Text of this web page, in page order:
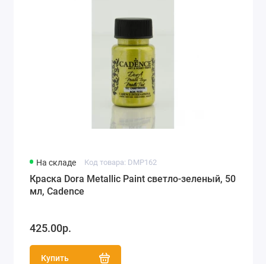
На складе Код товара: DMP162
Краска Dora Metallic Paint светло-зеленый, 50
мл, Cadence
425.00р.
Купить